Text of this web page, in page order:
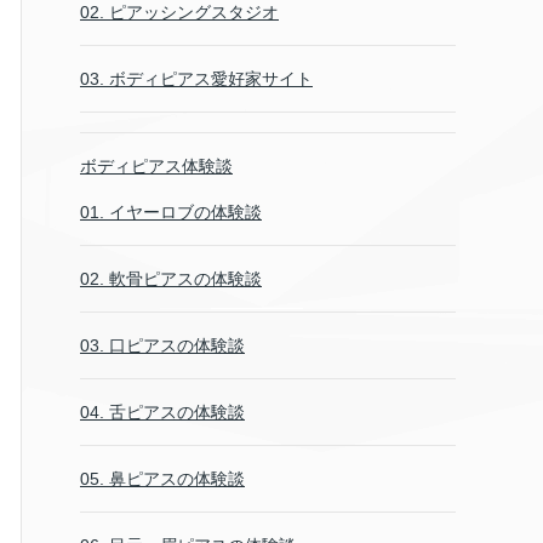
02. ピアッシングスタジオ
03. ボディピアス愛好家サイト
ボディピアス体験談
01. イヤーロブの体験談
02. 軟骨ピアスの体験談
03. 口ピアスの体験談
04. 舌ピアスの体験談
05. 鼻ピアスの体験談